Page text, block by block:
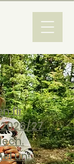
fir
27
un!